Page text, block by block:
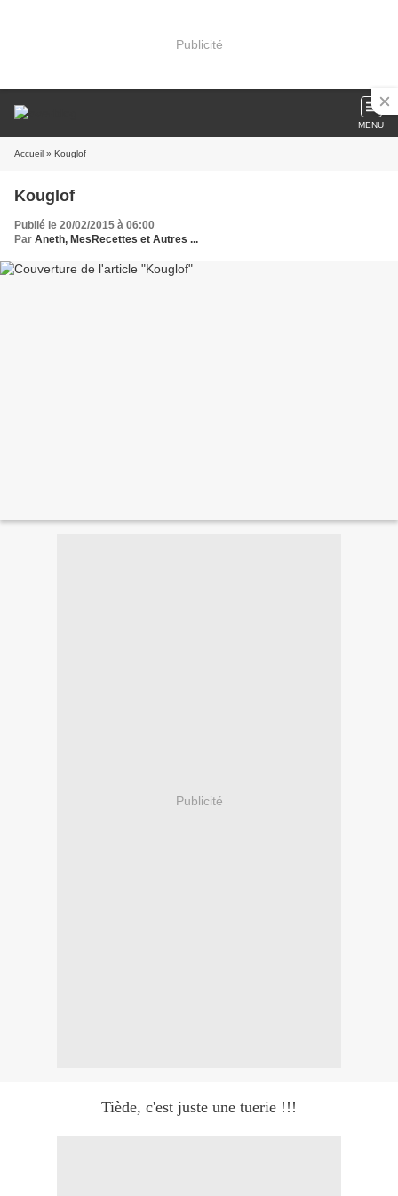
Publicité
MENU
Accueil » Kouglof
Kouglof
Publié le 20/02/2015 à 06:00
Par Aneth, MesRecettes et Autres ...
Publicité
Tiède, c'est juste une tuerie !!!